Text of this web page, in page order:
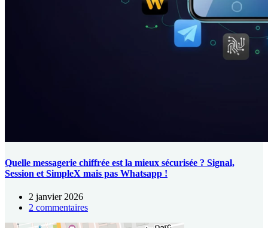
Quelle messagerie chiffrée est la mieux sécurisée ? Signal,
Session et SimpleX mais pas Whatsapp !
2 janvier 2026
2 commentaires